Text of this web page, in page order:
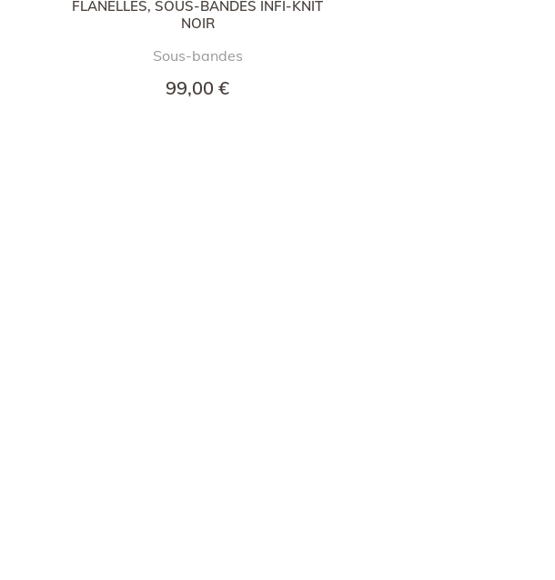
FLANELLES, SOUS-BANDES INFI-KNIT
NOIR
Sous-bandes
99,00 €